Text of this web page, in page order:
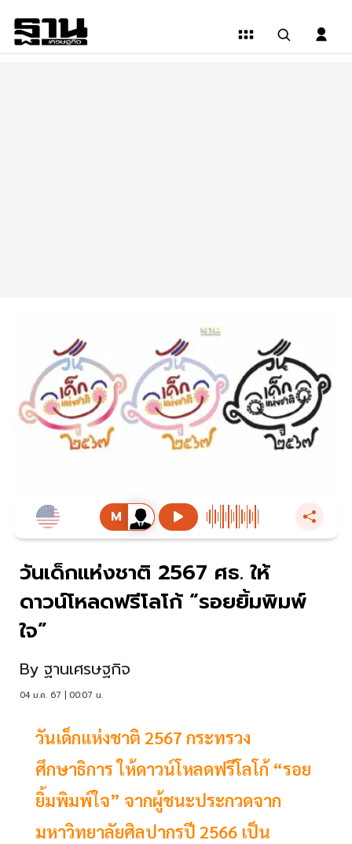
วันเด็กแห่งชาติ 2567 ศธ. ให้
ดาวน์โหลดฟรีโลโก้ “รอยยิ้มพิมพ์
ใจ”
By ฐานเศรษฐกิจ
04 ม.ค. 67 | 00:07 น.
วันเด็กแห่งชาติ 2567 กระทรวง
ศึกษาธิการ ให้ดาวน์โหลดฟรีโลโก้ “รอย
ยิ้มพิมพ์ใจ” จากผู้ชนะประกวดจาก
มหาวิทยาลัยศิลปากรปี 2566 เป็น